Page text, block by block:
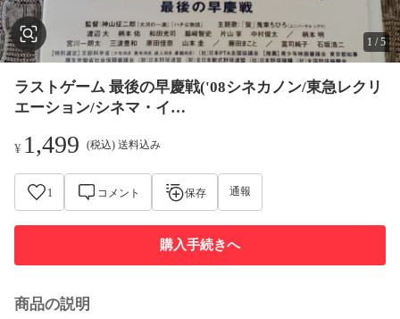
1 /5
ラストゲーム 最後の早慶戦('08シネカノン/東急レクリ
エーション/シネマ・イ…
¥ 1,499 (税込) 送料込み
1 コメント 保存 通報
購入手続きへ
商品の説明